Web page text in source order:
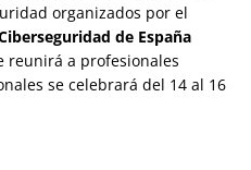
organizados por el
de España
reunirá a profesionales
se celebrará del 14 al 16